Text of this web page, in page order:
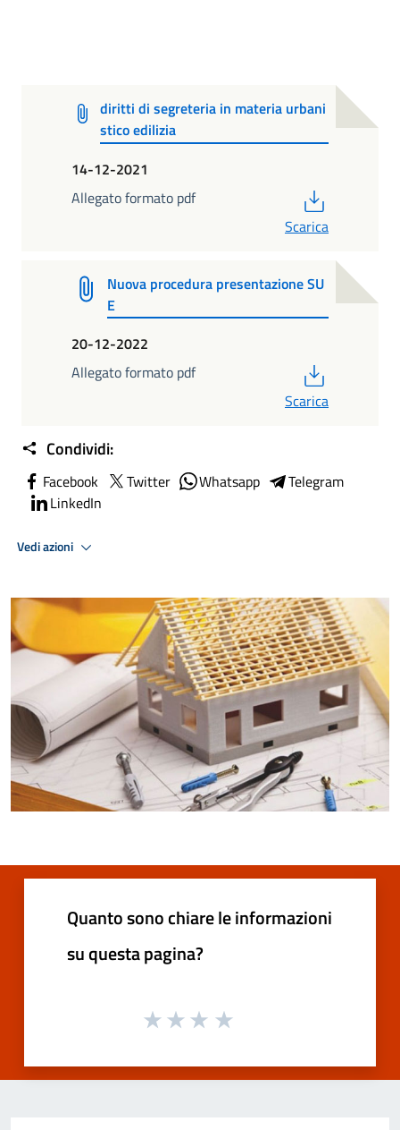
diritti di segreteria in materia urbani
stico edilizia
14-12-2021
Allegato formato pdf
Scarica
Nuova procedura presentazione SU
E
20-12-2022
Allegato formato pdf
Scarica
Condividi:
Facebook Twitter Whatsapp
Telegram
LinkedIn
Vedi azioni
Quanto sono chiare le informazioni
su questa pagina?